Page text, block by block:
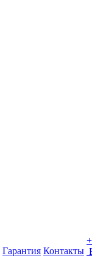
Гарантия Контакты
+